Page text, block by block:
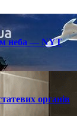
неба — NYT
органів